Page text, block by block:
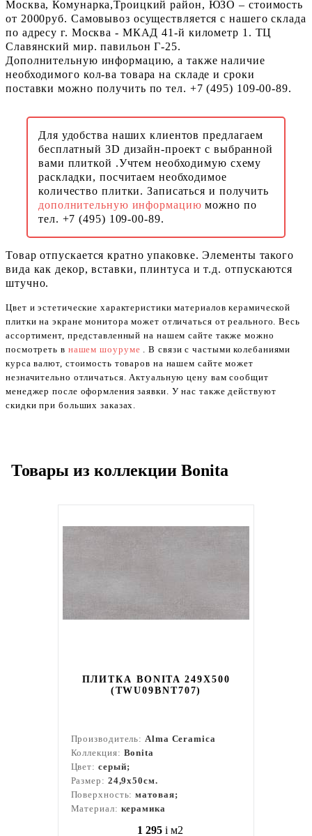
Москва, Комунарка,Троицкий район, ЮЗО – стоимость
от 2000руб. Самовывоз осуществляется с нашего склада
по адресу г. Москва - МКАД 41-й километр 1. ТЦ
Славянский мир. павильон Г-25.
Дополнительную информацию, а также наличие
необходимого кол-ва товара на складе и сроки
поставки можно получить по тел. +7 (495) 109-00-89.
Для удобства наших клиентов предлагаем
бесплатный 3D дизайн-проект с выбранной
вами плиткой .Учтем необходимую схему
раскладки, посчитаем необходимое
количество плитки. Записаться и получить
дополнительную информациюможно по
тел. +7 (495) 109-00-89.
Товар отпускается кратно упаковке. Элементы такого
вида как декор, вставки, плинтуса и т.д. отпускаются
штучно.
Цвет и эстетические характеристики материалов керамической
плитки на экране монитора может отличаться от реального. Весь
ассортимент, представленный на нашем сайте также можно
посмотреть в нашем шоуруме . В связи с частыми колебаниями
курса валют, стоимость товаров на нашем сайте может
незначительно отличаться. Актуальную цену вам сообщит
менеджер после оформления заявки. У нас также действуют
скидки при больших заказах.
Товары из коллекции Bonita
ПЛИТКА BONITA 249X500
(TWU09BNT707)
Производитель:Alma Ceramica
Коллекция: Bonita
Цвет: серый;
Размер: 24,9x50см.
Поверхность:матовая;
Материал: керамика
1 295 i м2